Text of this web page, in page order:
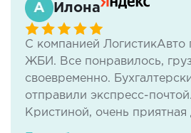
Илона
С компанией ЛогистикАвто
ЖБИ. Все понравилось,
своевременно.
отправили экспресс-
Кристиной, очень
обращаться снова!)